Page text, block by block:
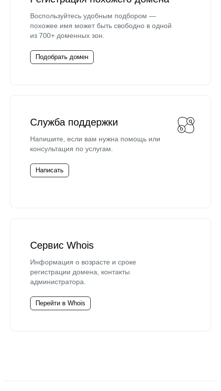
Воспользуйтесь удобным подбором —
похожее имя может быть свободно в одной
из 700+ доменных зон.
Подобрать домен
Служба поддержки
Напишите, если вам нужна помощь или
консультация по услугам.
Написать
Сервис Whois
Информация о возрасте и сроке
регистрации домена, контакты
администратора.
Перейти в Whois